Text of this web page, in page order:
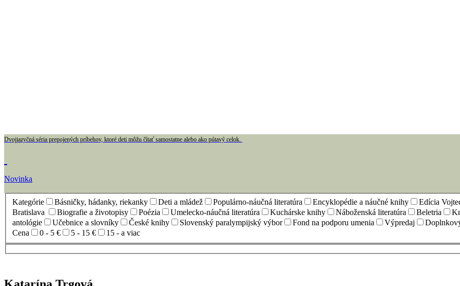
Dvojjazyčná séria prepojených príbehov, ktoré deti môžu čítať samostatne alebo ako pútavý celok.
Novinka
Kategórie Básničky, hádanky, riekanky Deti a mládež Populárno-náučná literatúra Encyklopédie a náučné knihy Edícia
Bratislava
Biografie a životopisy Poézia Umelecko-náučná literatúra Kuchárske knihy Náboženská literatúra Beletria
antológie
Učebnice a slovníky České knihy Slovenský paralympijský výbor Fond na podporu umenia Výpredaj
Cena
0 - 5 € 5 - 15 € 15 - a viac